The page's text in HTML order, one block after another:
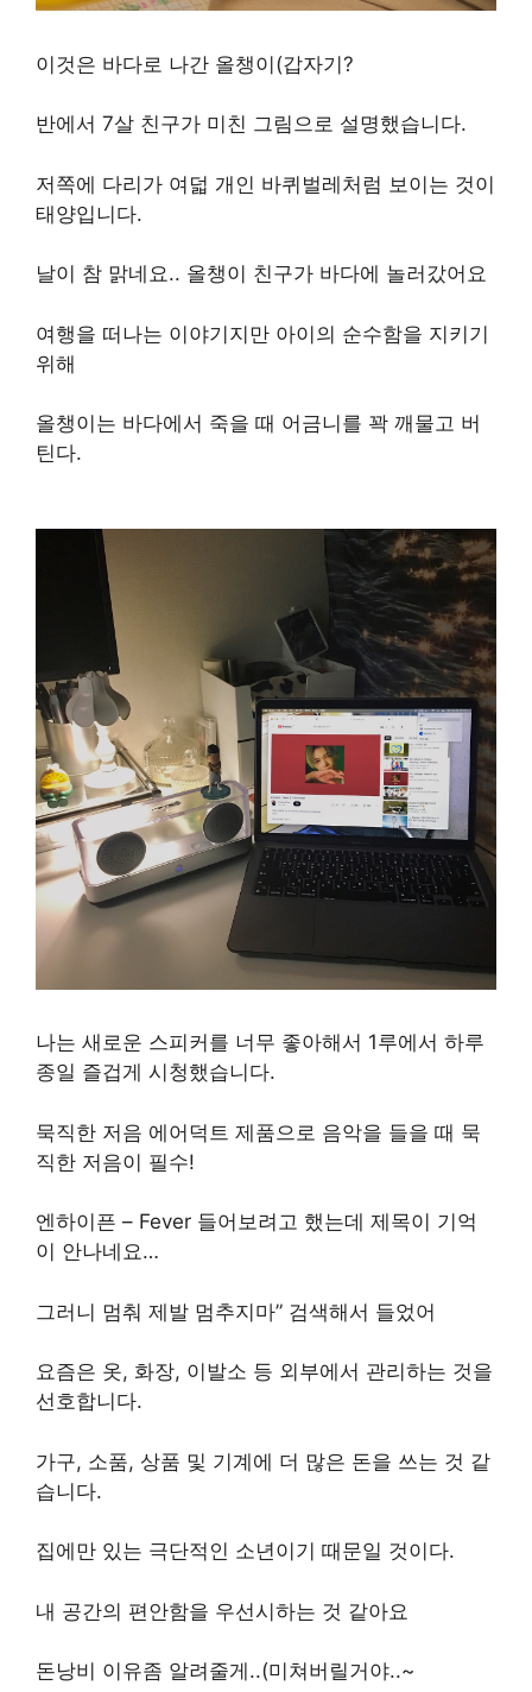
이것은 바다로 나간 올챙이(갑자기?
반에서 7살 친구가 미친 그림으로 설명했습니다.
저쪽에 다리가 여덟 개인 바퀴벌레처럼 보이는 것이
태양입니다.
날이 참 맑네요.. 올챙이 친구가 바다에 놀러갔어요
여행을 떠나는 이야기지만 아이의 순수함을 지키기
위해
올챙이는 바다에서 죽을 때 어금니를 꽉 깨물고 버
틴다.
나는 새로운 스피커를 너무 좋아해서 1루에서 하루
종일 즐겁게 시청했습니다.
묵직한 저음 에어덕트 제품으로 음악을 들을 때 묵
직한 저음이 필수!
엔하이픈 – Fever 들어보려고 했는데 제목이 기억
이 안나네요…
그러니 멈춰 제발 멈추지마” 검색해서 들었어
요즘은 옷, 화장, 이발소 등 외부에서 관리하는 것을
선호합니다.
가구, 소품, 상품 및 기계에 더 많은 돈을 쓰는 것 같
습니다.
집에만 있는 극단적인 소년이기 때문일 것이다.
내 공간의 편안함을 우선시하는 것 같아요
돈낭비 이유좀 알려줄게..(미쳐버릴거야..~